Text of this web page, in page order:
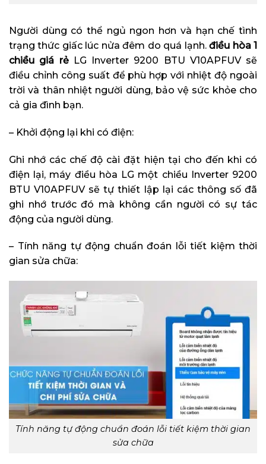
Người dùng có thể ngủ ngon hơn và hạn chế tình
trạng thức giấc lúc nửa đêm do quá lạnh.điều hòa 1
chiều giá rẻLG Inverter 9200 BTU V10APFUV sẽ
điều chỉnh công suất để phù hợp với nhiệt độ ngoài
trời và thân nhiệt người dùng, bảo vệ sức khỏe cho
cả gia đình bạn.
– Khởi động lại khi có điện:
Ghi nhớ các chế độ cài đặt hiện tại cho đến khi có
điện lại, máy điều hòa LG một chiều Inverter 9200
BTU V10APFUV sẽ tự thiết lập lại các thông số đã
ghi nhớ trước đó mà không cần người có sự tác
động của người dùng.
– Tính năng tự động chuẩn đoán lỗi tiết kiệm thời
gian sửa chữa:
Tính năng tự động chuẩn đoán lỗi tiết kiệm thời gian
sửa chữa